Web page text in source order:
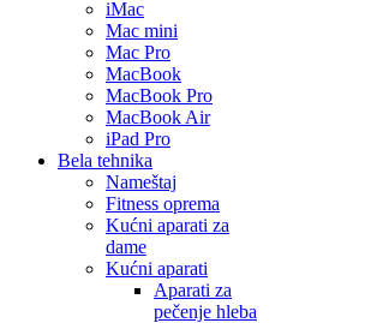
iMac
Mac mini
Mac Pro
MacBook
MacBook Pro
MacBook Air
iPad Pro
Bela tehnika
Nameštaj
Fitness oprema
Kućni aparati za
dame
Kućni aparati
Aparati za
pečenje hleba